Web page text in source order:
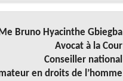
Me Bruno Hyacinthe Gbiegba
Avocat à la Cour
Conseiller national
en droits de l’homme